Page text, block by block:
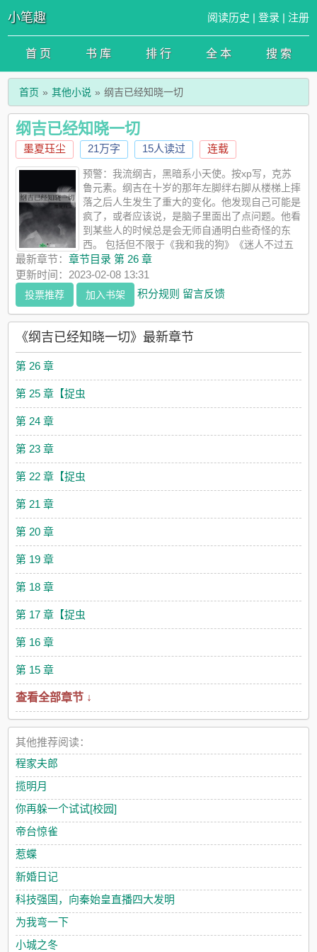
小笔趣 阅读历史 | 登录 | 注册
首 页 书 库 排 行 全 本 搜 索
首页 其他小说 纲吉已经知晓一切
纲吉已经知晓一切
墨夏珏尘 21万字 15人读过 连载
预警：我流纲吉，黑暗系小天使。按xp写，克苏
鲁元素。纲吉在十岁的那年左脚绊右脚从楼梯上摔
落之后人生发生了重大的变化。他发现自己可能是
疯了，或者应该说，是脑子里面出了点问题。他看
到某些人的时候总是会无师自通明白些奇怪的东
西。 包括但不限于《我和我的狗》《迷人不过五
条悟》《脑花与你的东京爱情》《那个说咬杀的男人》《凤梨恋
爱故事》等等奇怪的东西。纲吉:我……大为震撼。 5t5: “哟，少
年，你听说过……”纲吉反问:“你听过小熊吗？” 脑花:“有兴趣加入
我们……”纲吉:“呀，尸体在说话。”纲吉顿了顿，真诚的给予建议:
“或许，你应该向玛奇玛小姐学习。”意大利家庭教师远道而来，宣
称自己成为下一代mafia候选:“蠢纲，听好了……”no，thanks。棕
发男孩诚心诚恳:“非常抱歉。其实我的人生目标是吃软饭的。” 27:
本＃＃区区小事，不足挂齿＃ 预警： 作者脑子除了马赛克空无一
物，逻辑die 没有cp，但是all27我是27毒唯。无副cp。以家教剧
情为主，80权重。 封面可能变换的次数比较多，上一本文我换了
10次封面……（捂脸）对不起我是封面狂魔。 谢绝写作指导。 不
是全部都是搞笑文。不喜欢请点x。在修文，看盗版的会到时候发
现有很多细节对不上。 ---------- 宝贝们看看预收！下一本开这
个：《综恐 纲吉今天活下来了吗》 预警:克系多黑暗惊悚描写综
的类型超级多（名著也有）沢田纲吉，平平无奇国中生，在14岁
的时候他发现。偶尔自己醒来的时候会出现在一个完全不同的，
属于恐怖片的世界中。 伦敦的贝克街总有凶杀案频发。好不容易
的小镇。 自由美利坚，枪击每一天。 他艰难困苦。永不放弃。他
好奇。 不作死。 不落单。 不玩奇怪的游戏。 纲吉：坚强，我可
意大利最大mafia的候选人。 纲吉：……恐怖片竟在我身边。 最
后一片净土也要被侵蚀了吗？ 纲吉：打咩！！ 本文含大量的恐怖
片，美剧，恐怖漫画。含超英，以及福尔摩斯。 时间线混乱。
最新章节：章节目录 第 26 章
更新时间：2023-02-08 13:31
投票推荐 加入书架 积分规则 留言反馈
《纲吉已经知晓一切》最新章节
第 26 章
第 25 章【捉虫
第 24 章
第 23 章
第 22 章【捉虫
第 21 章
第 20 章
第 19 章
第 18 章
第 17 章【捉虫
第 16 章
第 15 章
查看全部章节 ↓
其他推荐阅读：
程家夫郎
揽明月
你再躲一个试试[校园]
帝台惊雀
惹蝶
新婚日记
科技强国，向秦始皇直播四大发明
为我弯一下
小城之冬